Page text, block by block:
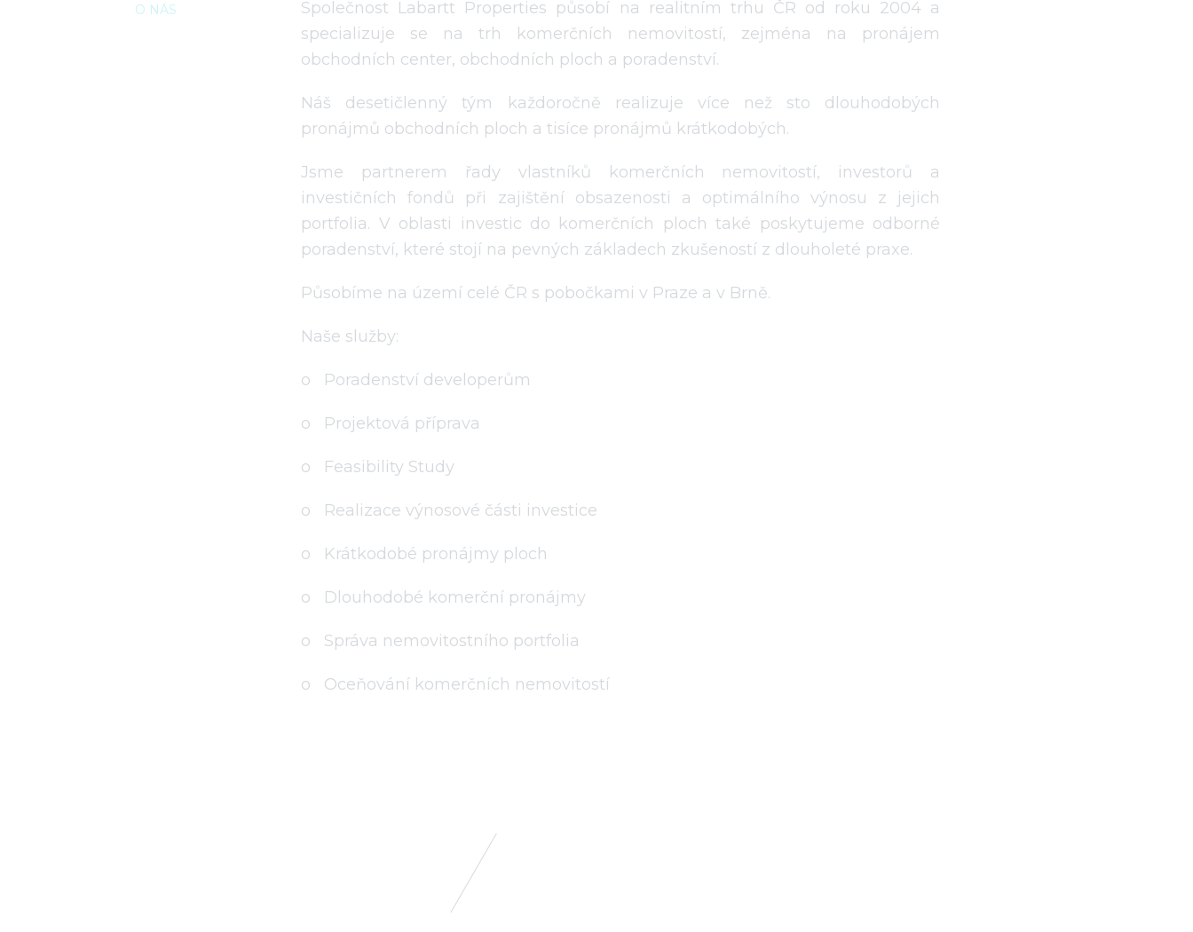
O NÁS
Společnost Labartt Properties působí na realitním trhu ČR od roku 2004 a
specializuje se na trh komerčních nemovitostí, zejména na pronájem
obchodních center, obchodních ploch a poradenství.
Náš desetičlenný tým každoročně realizuje více než sto dlouhodobých
pronájmů obchodních ploch a tisíce pronájmů krátkodobých.
Jsme partnerem řady vlastníků komerčních nemovitostí, investorů a
investičních fondů při zajištění obsazenosti a optimálního výnosu z jejich
portfolia. V oblasti investic do komerčních ploch také poskytujeme odborné
poradenství, které stojí na pevných základech zkušeností z dlouholeté praxe.
Působíme na území celé ČR s pobočkami v Praze a v Brně.
Naše služby:
o Poradenství developerům
o Projektová příprava
o Feasibility Study
o Realizace výnosové části investice
o Krátkodobé pronájmy ploch
o Dlouhodobé komerční pronájmy
o Správa nemovitostního portfolia
o Oceňování komerčních nemovitostí